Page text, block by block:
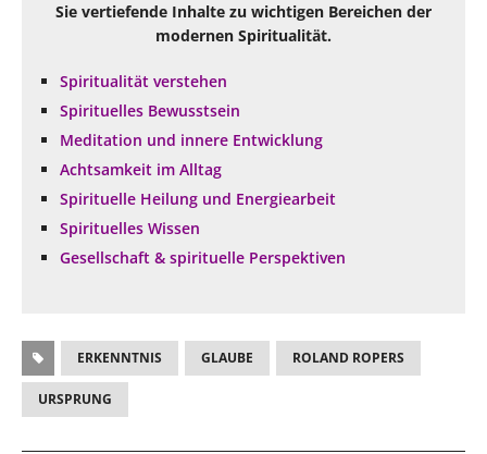
Sie vertiefende Inhalte zu wichtigen Bereichen der
modernen Spiritualität.
Spiritualität verstehen
Spirituelles Bewusstsein
Meditation und innere Entwicklung
Achtsamkeit im Alltag
Spirituelle Heilung und Energiearbeit
Spirituelles Wissen
Gesellschaft & spirituelle Perspektiven
ERKENNTNIS GLAUBE ROLAND ROPERS
URSPRUNG